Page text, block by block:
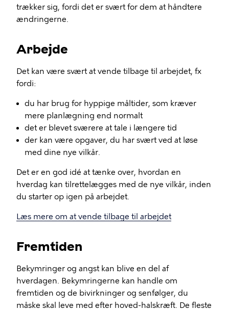
trækker sig, fordi det er svært for dem at håndtere
ændringerne.
Arbejde
Det kan være svært at vende tilbage til arbejdet, fx
fordi:
du har brug for hyppige måltider, som kræver
mere planlægning end normalt
det er blevet sværere at tale i længere tid
der kan være opgaver, du har svært ved at løse
med dine nye vilkår.
Det er en god idé at tænke over, hvordan en
hverdag kan tilrettelægges med de nye vilkår, inden
du starter op igen på arbejdet.
Læs mere om at vende tilbage til arbejdet
Fremtiden
Bekymringer og angst kan blive en del af
hverdagen. Bekymringerne kan handle om
fremtiden og de bivirkninger og senfølger, du
måske skal leve med efter hoved-halskræft. De fleste